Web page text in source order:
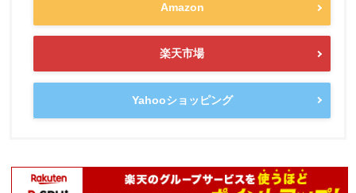
Amazon
楽天市場
Yahooショッピング